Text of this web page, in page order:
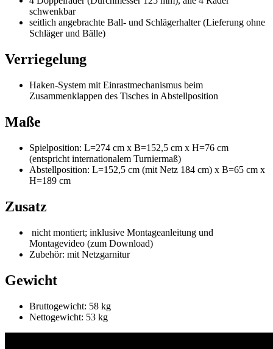
schwenkbar
seitlich angebrachte Ball- und Schlägerhalter (Lieferung ohne
Schläger und Bälle)
Verriegelung
Haken-System mit Einrastmechanismus beim
Zusammenklappen des Tisches in Abstellposition
Maße
Spielposition: L=274 cm x B=152,5 cm x H=76 cm
(entspricht internationalem Turniermaß)
Abstellposition: L=152,5 cm (mit Netz 184 cm) x B=65 cm x
H=189 cm
Zusatz
nicht montiert; inklusive Montageanleitung und
Montagevideo (zum Download)
Zubehör: mit Netzgarnitur
Gewicht
Bruttogewicht: 58 kg
Nettogewicht: 53 kg